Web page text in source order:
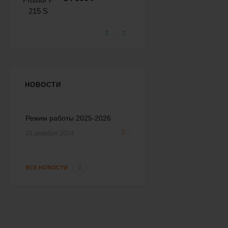
Морозильный ларь
Frostor F 350 S (глухая
крышка)
НОВОСТИ
Режим работы 2025-2026
ВСЕ НОВОСТИ